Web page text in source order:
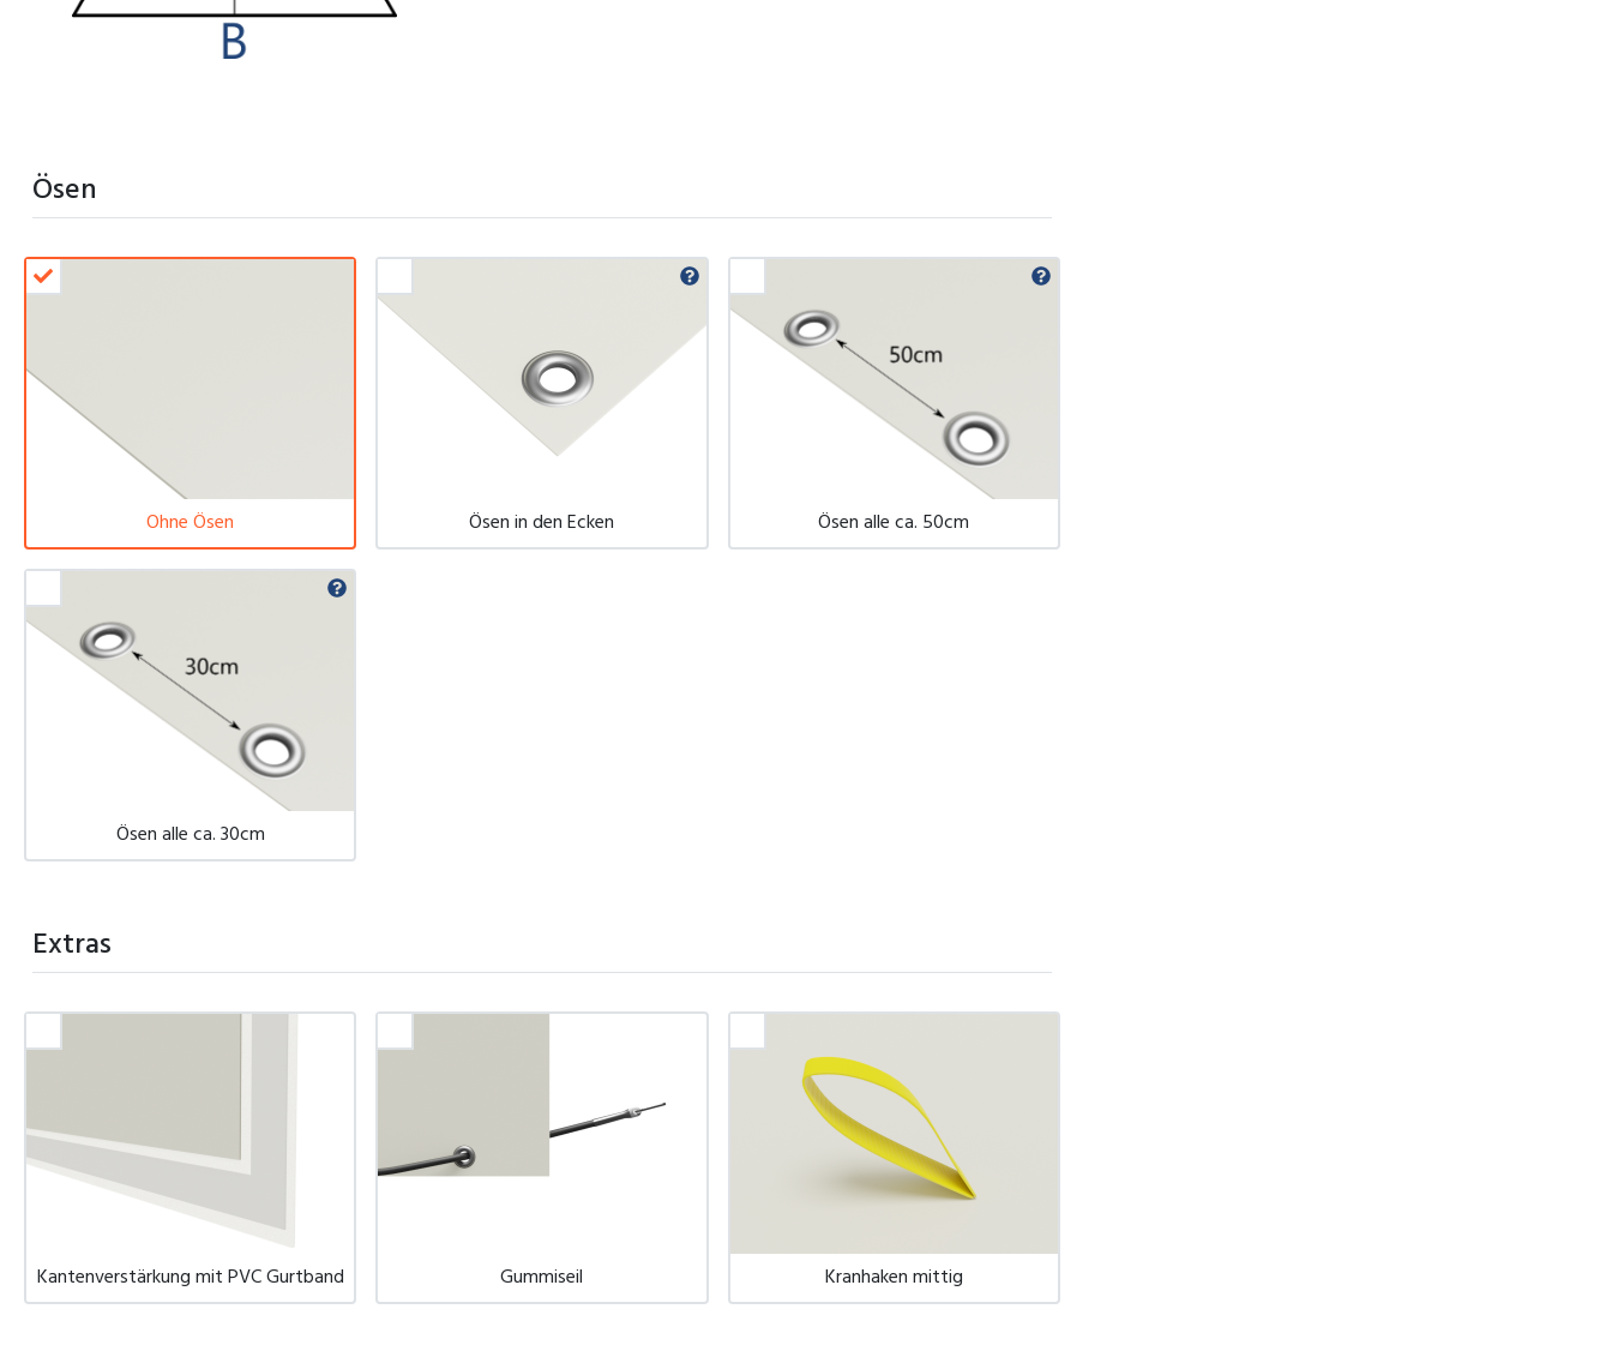
Ösen
Ohne Ösen Ösen in den Ecken Ösen alle ca. 50cm
Ösen alle ca. 30cm
Extras
Kantenverstärkung mit PVC Gurtband Gummiseil Kranhaken mittig